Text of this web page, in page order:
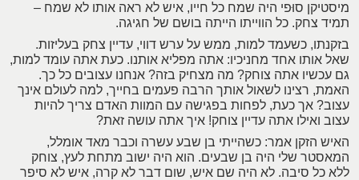
מיסטיקן סוּפי היה שמח כל חייו, איש לא ראה אותו לא שמח –
תמיד צחק. כל הווייתו הייתה בושם של חגיגה.
בזקנתו, כשעמד למות, ממש על ערש דווי, עדיין צחק בעליזות.
שאל אותו אחד מחניכיו: אתה מפליא אותנו. כעת אתה עומד למות,
גם עכשיו אתה צוחק? מה מצחיק בזה? אנחנו עצובים כל כך.
האמת, רצינו לשאול אותך הרבה פעמים בחייך, למה לעולם אינך
עצוב? אך כעת, לפחות בפגישה עם המוות האדם צריך להיות
עצוב ואילו אתה עדיין צוחק! איך אתה עושה זאת?
האיש הזקן אמר: כשהייתי בן שבע עשרה וכבר מאד אומלל,
המאסטר שלי היה בן שבעים. הוא היה ישוב מתחת לעץ, צוחק
ללא כל סיבה. לא היה שם איש, שום דבר לא קרה, איש לא סיפר